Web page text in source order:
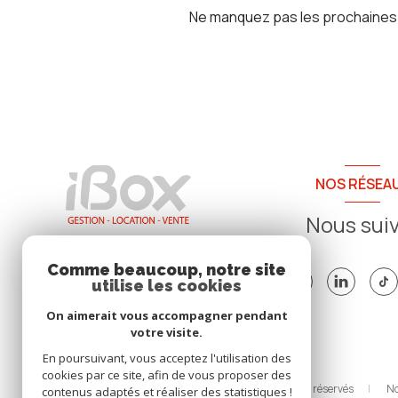
Ne manquez pas les
NOS
Nous
© 2026 | Tous droits réservés
Comme beaucoup, notre site
utilise les cookies
On aimerait vous accompagner pendant
votre visite.
En poursuivant, vous acceptez l'utilisation des
cookies par ce site, afin de vous proposer des
contenus adaptés et réaliser des statistiques !